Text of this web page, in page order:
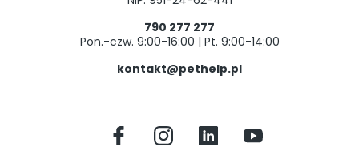
790 277 277
Pon.-czw. 9:00-16:00 | Pt. 9:00-14:00
kontakt@pethelp.pl